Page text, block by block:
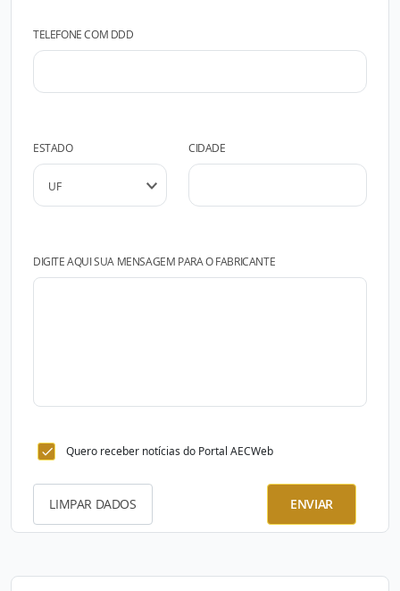
TELEFONE COM DDD
ESTADO CIDADE
DIGITE AQUI SUA MENSAGEM PARA O FABRICANTE
Quero receber notícias do Portal AECWeb
LIMPAR DADOS ENVIAR